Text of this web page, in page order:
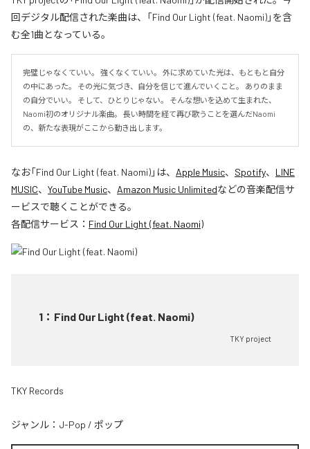
回デジタル配信された楽曲は、「Find Our Light (feat. Naomi)」を含
む全1曲となっている。
完璧じゃなくていい。 強くなくていい。 外に求めていた光は、もともと自分
の中にあった。 その光に気づき、自分を信じて進んでいくこと。 ありのまま
の自分でいい。 そして、ひとりじゃない。 そんな想いを込めて生まれた、
Naomi初のオリジナル楽曲。 長い時間を経て再び歌うことを選んだNaomi
の、新たな表現がここから動き出します。
なお「Find Our Light (feat. Naomi)」は、 Apple Music、 Spotify、 LINE
MUSIC、 YouTube Music、 Amazon Music Unlimitedなどの音楽配信サ
ービスで聴くことができる。
各配信サービス： Find Our Light (feat. Naomi)
1 ： Find Our Light (feat. Naomi)
TKY project
TKY Records
ジャンル： J-Pop / ポップ